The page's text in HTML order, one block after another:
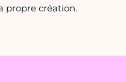
propre création.